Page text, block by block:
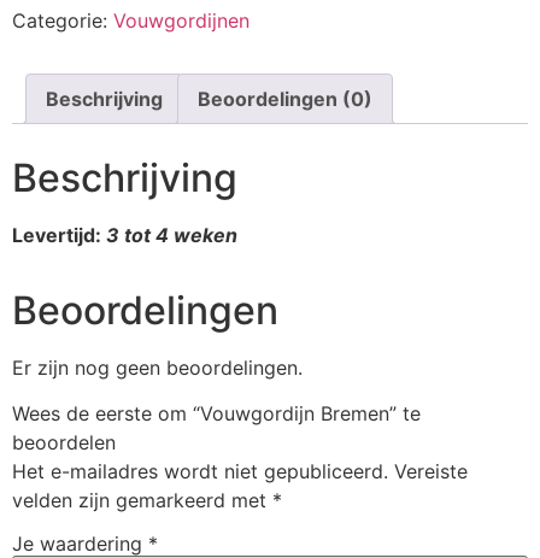
Categorie: Vouwgordijnen
Beschrijving Beoordelingen (0)
Beschrijving
Levertijd: 3 tot 4 weken
Beoordelingen
Er zijn nog geen beoordelingen.
Wees de eerste om “Vouwgordijn Bremen” te
beoordelen
Het e-mailadres wordt niet gepubliceerd. Vereiste
velden zijn gemarkeerd met *
Je waardering *